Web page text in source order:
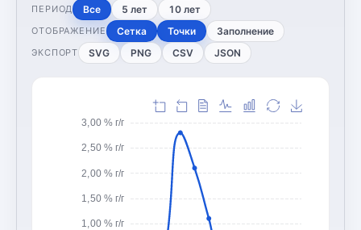
ПЕРИОД Все 5 лет 10 лет
ОТОБРАЖЕНИЕ Сетка Точки Заполнение
ЭКСПОРТ SVG PNG CSV JSON
1,00 % г/г
1,50 % г/г
2,00 % г/г
2,50 % г/г
3,00 % г/г